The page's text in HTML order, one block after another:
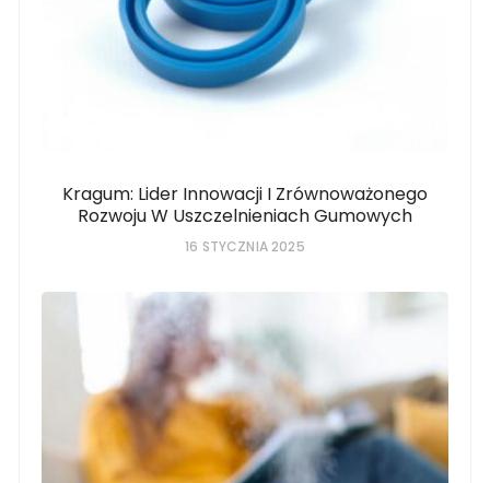
Kragum: Lider Innowacji I Zrównoważonego
Rozwoju W Uszczelnieniach Gumowych
16 STYCZNIA 2025